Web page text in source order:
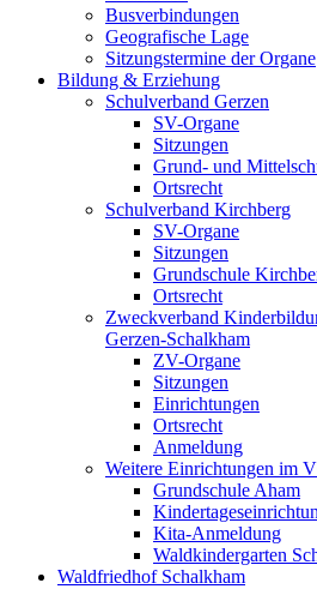
Busverbindungen
Geografische Lage
Sitzungstermine der Organe
Bildung & Erziehung
Schulverband Gerzen
SV-Organe
Sitzungen
Grund- und
Ortsrecht
Schulverband Kirchberg
SV-Organe
Sitzungen
Grundschule
Ortsrecht
Zweckverband
Gerzen-Schalkham
ZV-Organe
Sitzungen
Einrichtungen
Ortsrecht
Anmeldung
Weitere Einrichtungen im
Grundschule Aham
Kita-Anmeldung
Waldkindergarten
Waldfriedhof Schalkham